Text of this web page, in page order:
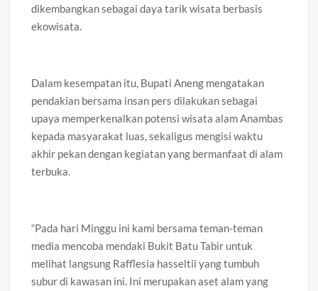
dikembangkan sebagai daya tarik wisata berbasis
ekowisata.
Dalam kesempatan itu, Bupati Aneng mengatakan
pendakian bersama insan pers dilakukan sebagai
upaya memperkenalkan potensi wisata alam Anambas
kepada masyarakat luas, sekaligus mengisi waktu
akhir pekan dengan kegiatan yang bermanfaat di alam
terbuka.
“Pada hari Minggu ini kami bersama teman-teman
media mencoba mendaki Bukit Batu Tabir untuk
melihat langsung Rafflesia hasseltii yang tumbuh
subur di kawasan ini. Ini merupakan aset alam yang